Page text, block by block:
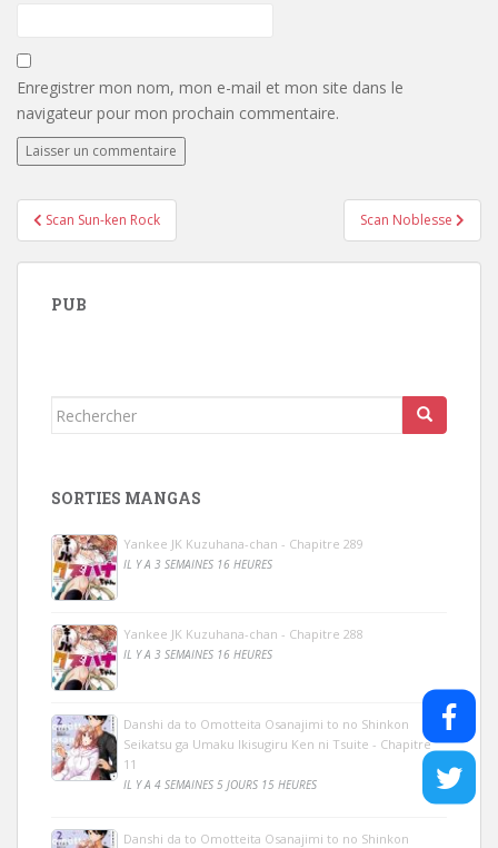
Enregistrer mon nom, mon e-mail et mon site dans le
navigateur pour mon prochain commentaire.
Navigation
de
l’article
Scan Sun-ken Rock Scan Noblesse
PUB
Rechercher...
SORTIES MANGAS
Yankee JK Kuzuhana-chan - Chapitre 289
IL Y A 3 SEMAINES 16 HEURES
Yankee JK Kuzuhana-chan - Chapitre 288
IL Y A 3 SEMAINES 16 HEURES
Danshi da to Omotteita Osanajimi to no Shinkon
Seikatsu ga Umaku Ikisugiru Ken ni Tsuite - Chapitre
11
IL Y A 4 SEMAINES 5 JOURS 15 HEURES
Danshi da to Omotteita Osanajimi to no Shinkon